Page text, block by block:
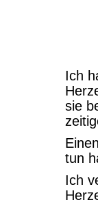
Ich
sie
tun
Ich